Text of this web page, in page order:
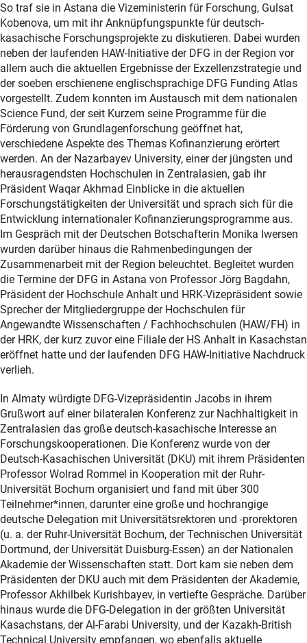
So traf sie in Astana die Vizeministerin für Forschung, Gulsat
Kobenova, um mit ihr Anknüpfungspunkte für deutsch-
kasachische Forschungsprojekte zu diskutieren. Dabei wurden
neben der laufenden HAW-Initiative der DFG in der Region vor
allem auch die aktuellen Ergebnisse der Exzellenzstrategie und
der soeben erschienene englischsprachige DFG Funding Atlas
vorgestellt. Zudem konnten im Austausch mit dem nationalen
Science Fund, der seit Kurzem seine Programme für die
Förderung von Grundlagenforschung geöffnet hat,
verschiedene Aspekte des Themas Kofinanzierung erörtert
werden. An der Nazarbayev University, einer der jüngsten und
herausragendsten Hochschulen in Zentralasien, gab ihr
Präsident Waqar Akhmad Einblicke in die aktuellen
Forschungstätigkeiten der Universität und sprach sich für die
Entwicklung internationaler Kofinanzierungsprogramme aus.
Im Gespräch mit der Deutschen Botschafterin Monika Iwersen
wurden darüber hinaus die Rahmenbedingungen der
Zusammenarbeit mit der Region beleuchtet. Begleitet wurden
die Termine der DFG in Astana von Professor Jörg Bagdahn,
Präsident der Hochschule Anhalt und HRK-Vizepräsident sowie
Sprecher der Mitgliedergruppe der Hochschulen für
Angewandte Wissenschaften / Fachhochschulen (HAW/FH) in
der HRK, der kurz zuvor eine Filiale der HS Anhalt in Kasachstan
eröffnet hatte und der laufenden DFG HAW-Initiative Nachdruck
verlieh.
In Almaty würdigte DFG-Vizepräsidentin Jacobs in ihrem
Grußwort auf einer bilateralen Konferenz zur Nachhaltigkeit in
Zentralasien das große deutsch-kasachische Interesse an
Forschungskooperationen. Die Konferenz wurde von der
Deutsch-Kasachischen Universität (DKU) mit ihrem Präsidenten
Professor Wolrad Rommel in Kooperation mit der Ruhr-
Universität Bochum organisiert und fand mit über 300
Teilnehmer*innen, darunter eine große und hochrangige
deutsche Delegation mit Universitätsrektoren und -prorektoren
(u. a. der Ruhr-Universität Bochum, der Technischen Universität
Dortmund, der Universität Duisburg-Essen) an der Nationalen
Akademie der Wissenschaften statt. Dort kam sie neben dem
Präsidenten der DKU auch mit dem Präsidenten der Akademie,
Professor Akhilbek Kurishbayev, in vertiefte Gespräche. Darüber
hinaus wurde die DFG-Delegation in der größten Universität
Kasachstans, der Al-Farabi University, und der Kazakh-British
Technical University empfangen, wo ebenfalls aktuelle